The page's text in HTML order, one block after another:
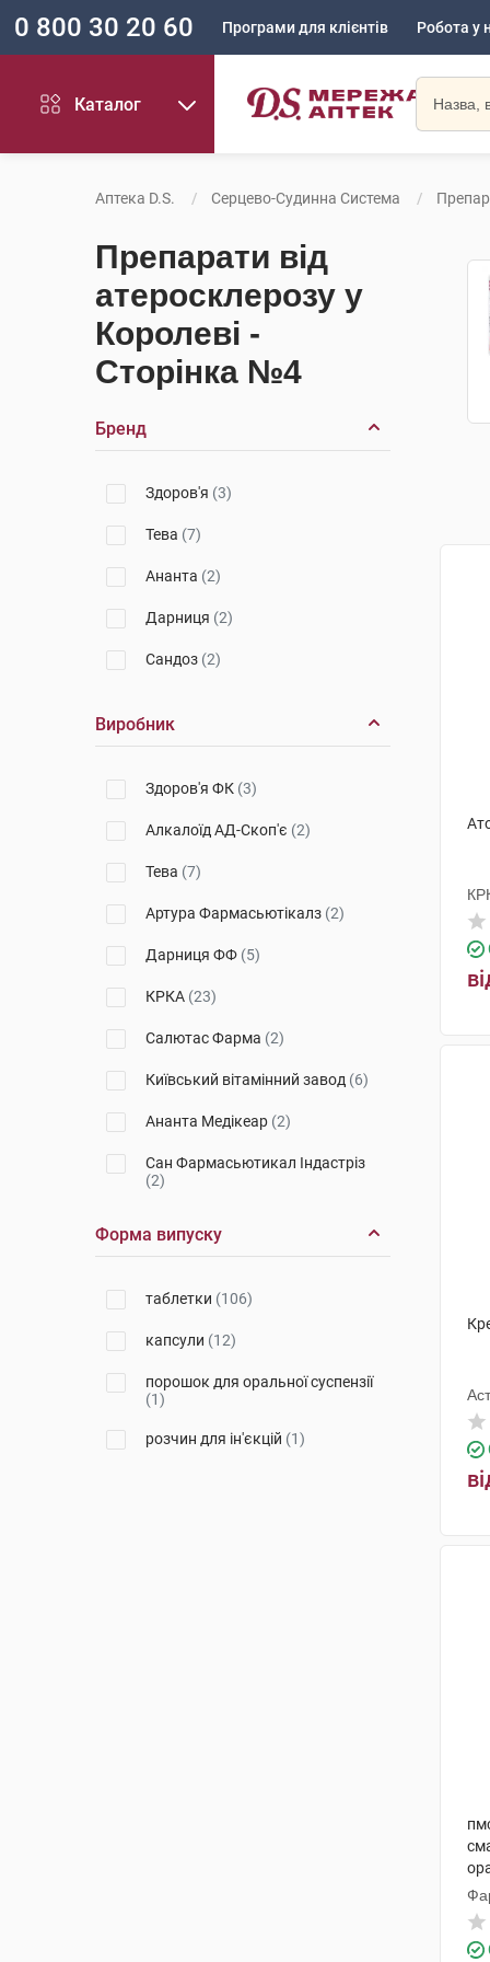
0 800 30 20 60 Програми для клієнтів Робота у
Каталог
Аптека D.S. Серцево-Судинна Система
Препарати від
атеросклерозу у
Королеві -
Сторінка №4
Бренд
Здоров'я (3)
Тева (7)
Ананта (2)
Дарниця (2)
Сандоз (2)
Виробник
Здоров'я ФК (3)
Алкалоїд АД-Скоп'є (2)
Тева (7)
Артура Фармасьютікалз (2)
Дарниця ФФ (5)
КРКА (23)
Салютас Фарма (2)
Київський вітамінний завод (6)
Ананта Медікеар (2)
Сан Фармасьютикал Індастріз
(2)
Київмедпрепарат(2)
Інтерхім(3)
Кусум Фарм
Гледфарм ЛТД(2)
Форма випуску
таблетки (106)
капсули (12)
порошок для оральної суспензії
(1)
розчин для ін'єкцій (1)